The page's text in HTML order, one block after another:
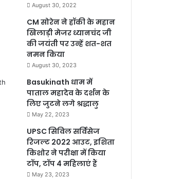
August 30, 2022
CM सोरेन ने हॉकी के महान
खिलाड़ी मेजर ध्यानचंद जी
की जयंती पर उन्हें शत-शत
नमन किया
August 30, 2023
Basukinath धाम में
पाताल महादेव के दर्शन के
लिए जुटने लगे श्रद्धालु
May 22, 2023
UPSC सिविल सर्विसेज
रिजल्ट 2022 आउट, इशिता
किशोर ने परीक्षा में किया
टॉप, टॉप 4 महिलाएं हैं
May 23, 2023